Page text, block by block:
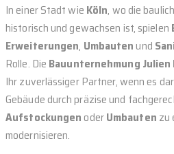
In einer Stadt wie Köln, wo die
historisch und gewachsen ist, spielen
Erweiterungen, Umbautenund
Rolle. Die Bauunternehmung
Ihr zuverlässiger Partner, wenn es
Gebäude durch präzise und
Aufstockungen oderUmbauten zu
modernisieren.